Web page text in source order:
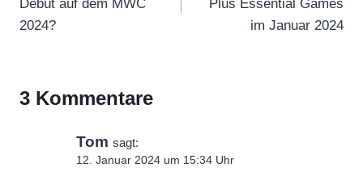
Debüt auf dem MWC
2024?
Plus Essential Games
im Januar 2024
3 Kommentare
Tom sagt:
12. Januar 2024 um 15:34 Uhr